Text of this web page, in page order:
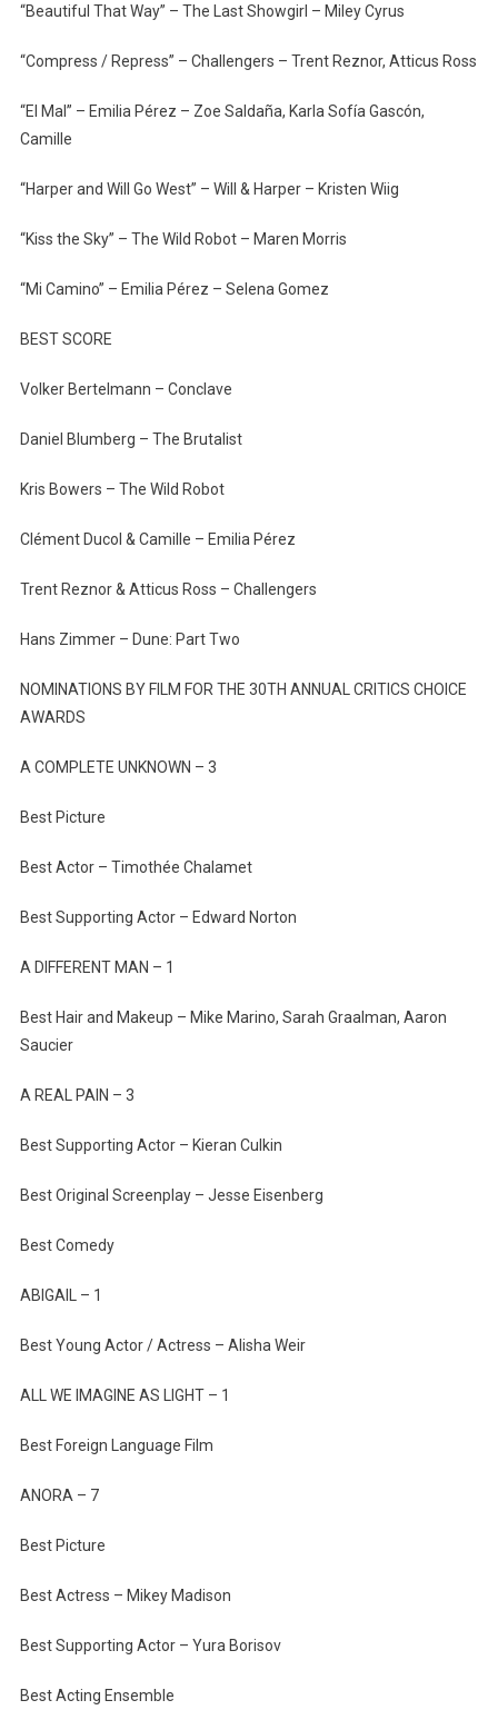
“Beautiful That Way” – The Last Showgirl – Miley Cyrus
“Compress / Repress” – Challengers – Trent Reznor, Atticus Ross
“El Mal” – Emilia Pérez – Zoe Saldaña, Karla Sofía Gascón,
Camille
“Harper and Will Go West” – Will & Harper – Kristen Wiig
“Kiss the Sky” – The Wild Robot – Maren Morris
“Mi Camino” – Emilia Pérez – Selena Gomez
BEST SCORE
Volker Bertelmann – Conclave
Daniel Blumberg – The Brutalist
Kris Bowers – The Wild Robot
Clément Ducol & Camille – Emilia Pérez
Trent Reznor & Atticus Ross – Challengers
Hans Zimmer – Dune: Part Two
NOMINATIONS BY FILM FOR THE 30TH ANNUAL CRITICS CHOICE
AWARDS
A COMPLETE UNKNOWN – 3
Best Picture
Best Actor – Timothée Chalamet
Best Supporting Actor – Edward Norton
A DIFFERENT MAN – 1
Best Hair and Makeup – Mike Marino, Sarah Graalman, Aaron
Saucier
A REAL PAIN – 3
Best Supporting Actor – Kieran Culkin
Best Original Screenplay – Jesse Eisenberg
Best Comedy
ABIGAIL – 1
Best Young Actor / Actress – Alisha Weir
ALL WE IMAGINE AS LIGHT – 1
Best Foreign Language Film
ANORA – 7
Best Picture
Best Actress – Mikey Madison
Best Supporting Actor – Yura Borisov
Best Acting Ensemble